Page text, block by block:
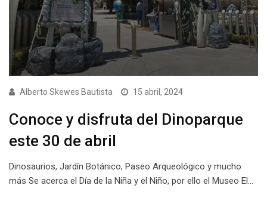
Alberto Skewes Bautista 15 abril, 2024
Conoce y disfruta del Dinoparque
este 30 de abril
Dinosaurios, Jardín Botánico, Paseo Arqueológico y mucho
más Se acerca el Día de la Niña y el Niño, por ello el Museo El…